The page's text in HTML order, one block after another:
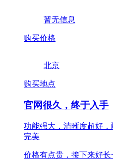
暂无信息
购买价格
北京
购买地点
官网很久，终于入手
功能强大，清晰度超好
完美
价格有点贵，接下来好